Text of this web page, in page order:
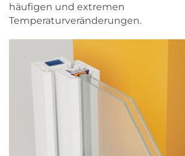
häufigen und extremen
Temperaturveränderungen.